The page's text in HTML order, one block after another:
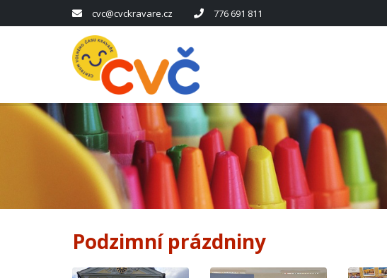
cvc@cvckravare.cz 776 691 811
Podzimní prázdniny